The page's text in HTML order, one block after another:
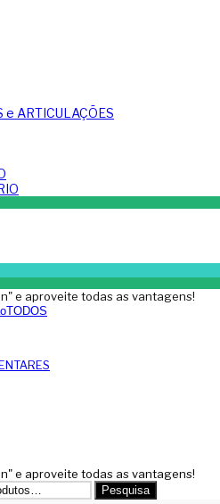
e ARTICULAÇÕES
e aproveite todas as vantagens!
TODOS
e aproveite todas as vantagens!
Pesquisa